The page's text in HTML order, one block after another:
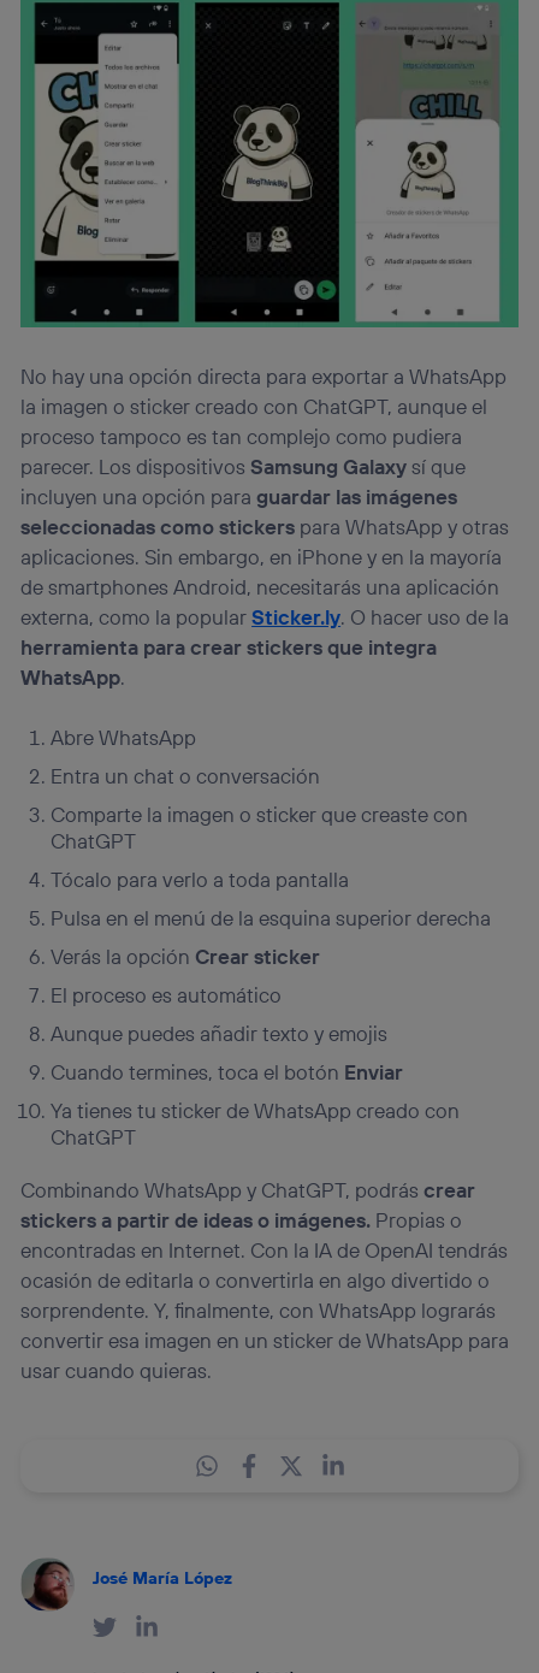
No hay una opción directa para exportar a WhatsApp
la imagen o sticker creado con ChatGPT, aunque el
proceso tampoco es tan complejo como pudiera
parecer. Los dispositivosSamsung Galaxysí que
incluyen una opción paraguardar las imágenes
seleccionadas como stickers para WhatsApp y otras
aplicaciones. Sin embargo, en iPhone y en la mayoría
de smartphones Android, necesitarás una aplicación
externa, como la popularSticker.ly. O hacer uso de la
herramienta para crear stickers que integra
WhatsApp.
Abre WhatsApp
Entra un chat o conversación
Comparte la imagen o sticker que creaste con
ChatGPT
Tócalo para verlo a toda pantalla
Pulsa en el menú de la esquina superior derecha
Verás la opción Crear sticker
El proceso es automático
Aunque puedes añadir texto y emojis
Cuando termines, toca el botón Enviar
Ya tienes tu sticker de WhatsApp creado con
ChatGPT
Combinando WhatsApp y ChatGPT, podráscrear
stickers a partir de ideas o imágenes. Propias o
encontradas en Internet. Con la IA de OpenAI tendrás
ocasión de editarla o convertirla en algo divertido o
sorprendente. Y, finalmente, con WhatsApp lograrás
convertir esa imagen en un sticker de WhatsApp para
usar cuando quieras.
José María López